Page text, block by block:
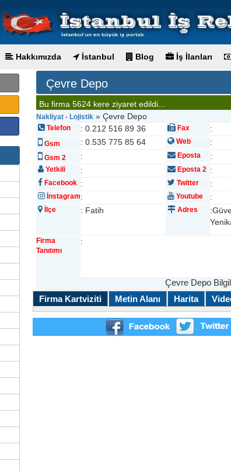
Hakkımızda İstanbul Blog İş İlanları
Çevre Depo
Bu firma 5624 kere ziyaret edildi...
Nakliyat - Lojistik » Çevre Depo
Telefon : 0.212 516 89 36 Fax :
Gsm : 0.535 775 85 64 Web :
Gsm 2 : Eposta :
Yetkili : Eposta 2 :
Facebook : Twitter :
İnstagram: Youtube :
İlçe : Fatih Adres
Firma
Tanıtımı
:
Çevre Depo
Firma Kartviziti
Metin Alanı Harita